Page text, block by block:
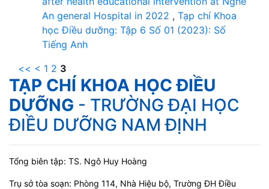
An general Hospital in 2022 , Tạp chí Khoa
học Điều dưỡng: Tập 6 Số 01 (2023): Số
Tiếng Anh
<< < 1 2 3
TẠP CHÍ KHOA HỌC ĐIỀU
DƯỠNG - TRƯỜNG ĐẠI HỌC
ĐIỀU DƯỠNG NAM ĐỊNH
Tổng biên tập: TS. Ngô Huy Hoàng
Trụ sở tòa soạn: Phòng 114, Nhà Hiệu bộ, Trường ĐH Điều